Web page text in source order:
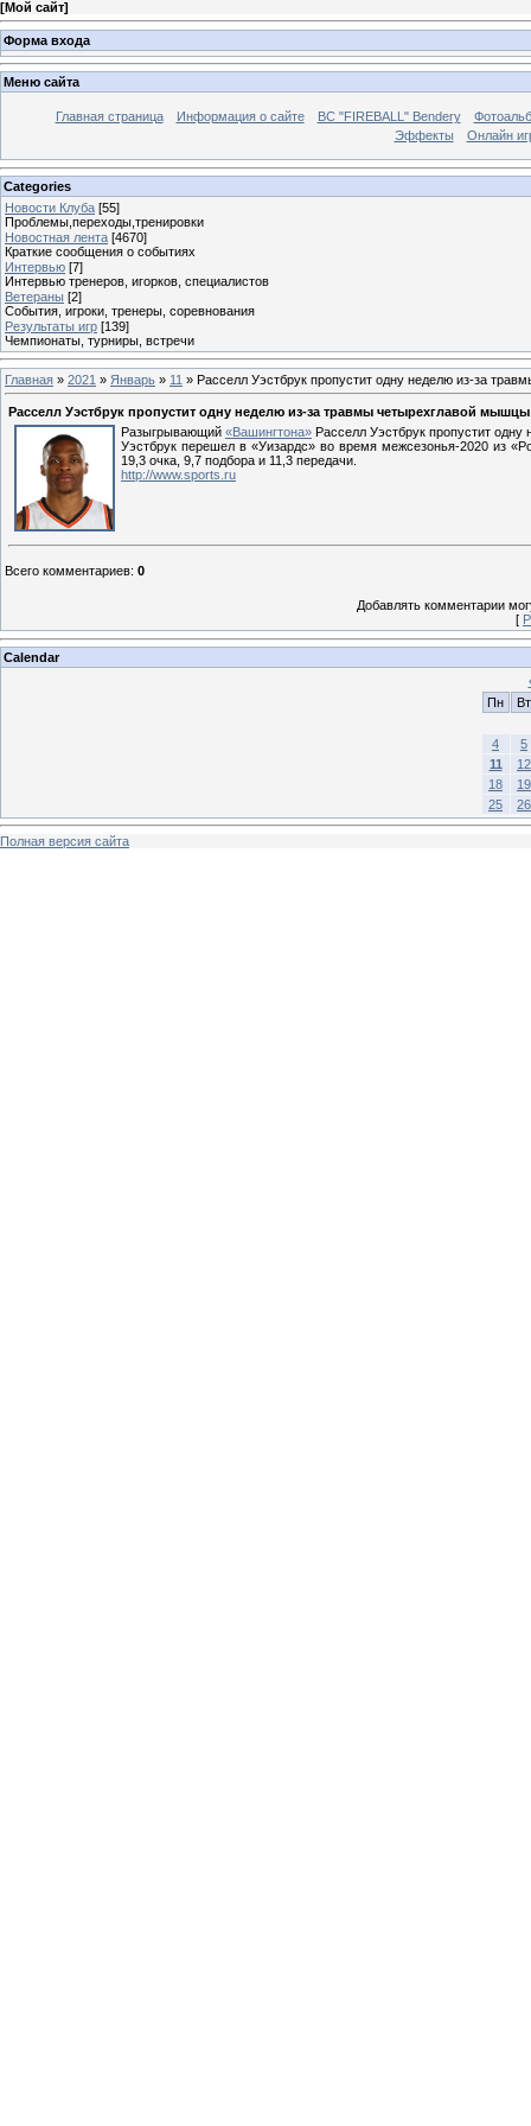
[Мой сайт]
Форма входа
Меню сайта
Главная страница Информация о сайте BC "FIREBALL" Bendery
Эффекты
Онлайн
Categories
Новости Клуба [55]
Проблемы,переходы,тренировки
Новостная лента [4670]
Краткие сообщения о событиях
Интервью [7]
Интервью тренеров, игорков, специалистов
Ветераны [2]
События, игроки, тренеры, соревнования
Результаты игр [139]
Чемпионаты, турниры, встречи
Главная » 2021 » Январь » 11 » Расселл Уэстбрук пропустит одну неделю из-за
Расселл Уэстбрук пропустит одну неделю из-за травмы четырехглавой мышцы
Разыгрывающий «Вашингтона» Расселл Уэстбрук пропустит
Уэстбрук перешел в «Уизардс» во время межсезонья-2020 из
19,3 очка, 9,7 подбора и 11,3 передачи.
http://www.sports.ru
Всего комментариев: 0
Добавлять комментарии
[
Calendar
Пн
Вт
4
5
11
12
18
19
25
26
Полная версия сайта